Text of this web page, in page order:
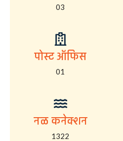
03
पोस्ट ऑफिस
01
नळ कनेक्शन
1322